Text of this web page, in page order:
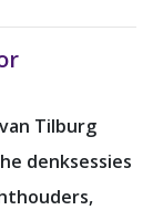
Tilburg
denksessies